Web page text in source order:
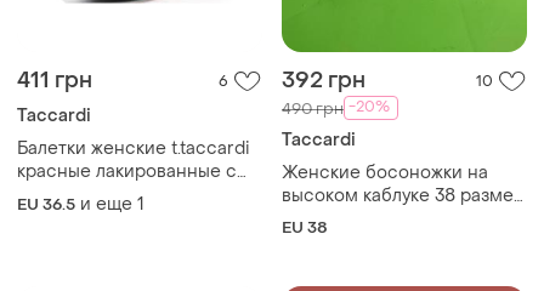
411 грн 6
Taccardi
Балетки женские t.taccardi
красные лакированные с
бантом 37 (23 см)
EU 36.5 и еще 1
392 грн 10
490 грн -20%
Taccardi
Женские босоножки на
высоком каблуке 38 размер
от бренда t. taccardi
EU 38